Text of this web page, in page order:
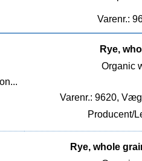
Varenr.:
Rye,
Organic
Varenr.: 9620,
Producent/
Rye, whole